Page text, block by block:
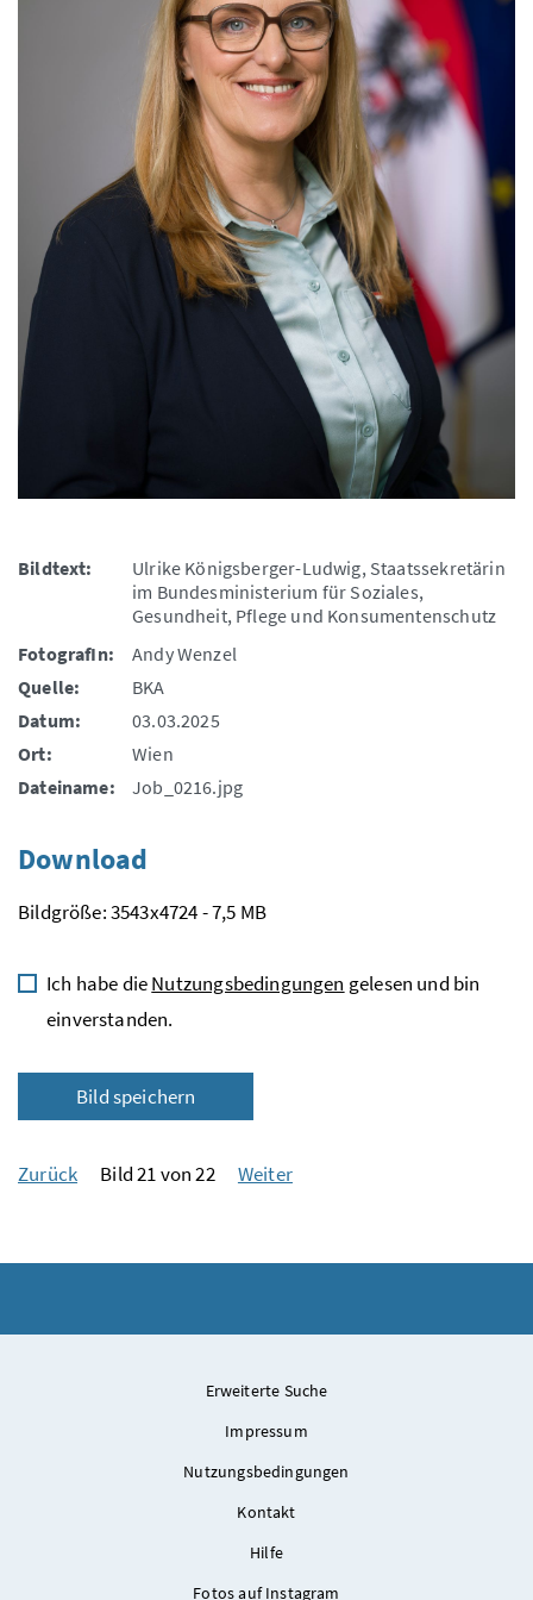
Bildtext:
Ulrike Königsberger-Ludwig, Staatssekretärin
im Bundesministerium für Soziales,
Gesundheit, Pflege und Konsumentenschutz
FotografIn:
Andy Wenzel
Quelle:
BKA
Datum:
03.03.2025
Ort:
Wien
Dateiname:
Job_0216.jpg
Download
Bildgröße: 3543x4724 - 7,5 MB
Ich habe dieNutzungsbedingungen gelesen und bin
einverstanden.
Bild speichern
Zurück Bild 21 von 22 Weiter
Erweiterte Suche
Impressum
Nutzungsbedingungen
Kontakt
Hilfe
Fotos auf Instagram